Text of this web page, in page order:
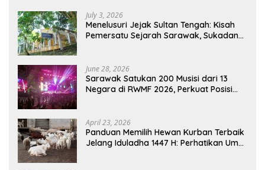
July 3, 2026
Menelusuri Jejak Sultan Tengah: Kisah
Pemersatu Sejarah Sarawak, Sukadana,
June 28, 2026
Sarawak Satukan 200 Musisi dari 13
Negara di RWMF 2026, Perkuat Posisi
April 23, 2026
Panduan Memilih Hewan Kurban Terbaik
Jelang Iduladha 1447 H: Perhatikan Umur